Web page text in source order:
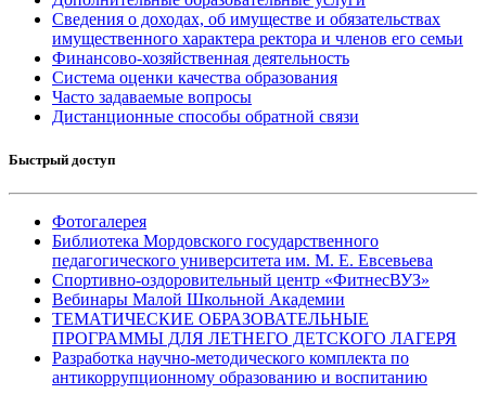
Сведения о доходах, об имуществе и обязательствах
имущественного характера ректора и членов его семьи
Финансово-хозяйственная деятельность
Система оценки качества образования
Часто задаваемые вопросы
Дистанционные способы обратной связи
Быстрый доступ
Фотогалерея
Библиотека Мордовского государственного
педагогического университета им. М. Е. Евсевьева
Спортивно-оздоровительный центр «ФитнесВУЗ»
Вебинары Малой Школьной Академии
ТЕМАТИЧЕСКИЕ ОБРАЗОВАТЕЛЬНЫЕ
ПРОГРАММЫ ДЛЯ ЛЕТНЕГО ДЕТСКОГО ЛАГЕРЯ
Разработка научно-методического комплекта по
антикоррупционному образованию и воспитанию